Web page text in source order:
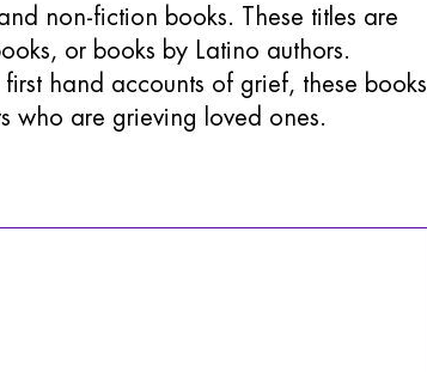
non-fiction books. These titles are
or books by Latino authors.
hand accounts of grief, these books
who are grieving loved ones.